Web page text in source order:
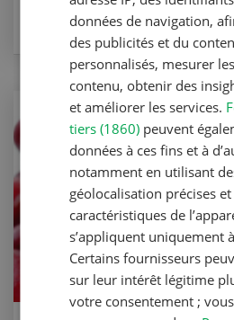
données de navigation,
des publicités et du
personnalisés, mesurer
contenu, obtenir des
et améliorer les services.
tiers (1860) peuvent
données à ces fins et à
notamment en utilisant
géolocalisation précises et
caractéristiques de
s’appliquent uniquement
Certains fournisseurs
sur leur intérêt légitime
votre consentement ;